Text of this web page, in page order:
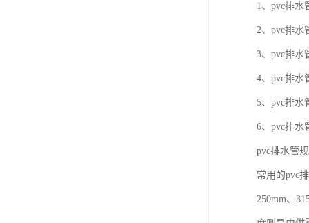
1、pvc排水
2、pvc排水
3、pvc排水
4、pvc排水
5、pvc排水
6、pvc排水
pvc排水管
常用的pvc
250mm、